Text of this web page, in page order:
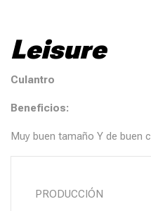
Leisure
Culantro
Beneficios:
Muy buen tamaño Y de buen
PRODUCCIÓN